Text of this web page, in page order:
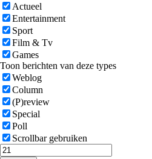
Actueel
Entertainment
Sport
Film & Tv
Games
Toon berichten van deze types
Weblog
Column
(P)review
Special
Poll
Scrollbar gebruiken